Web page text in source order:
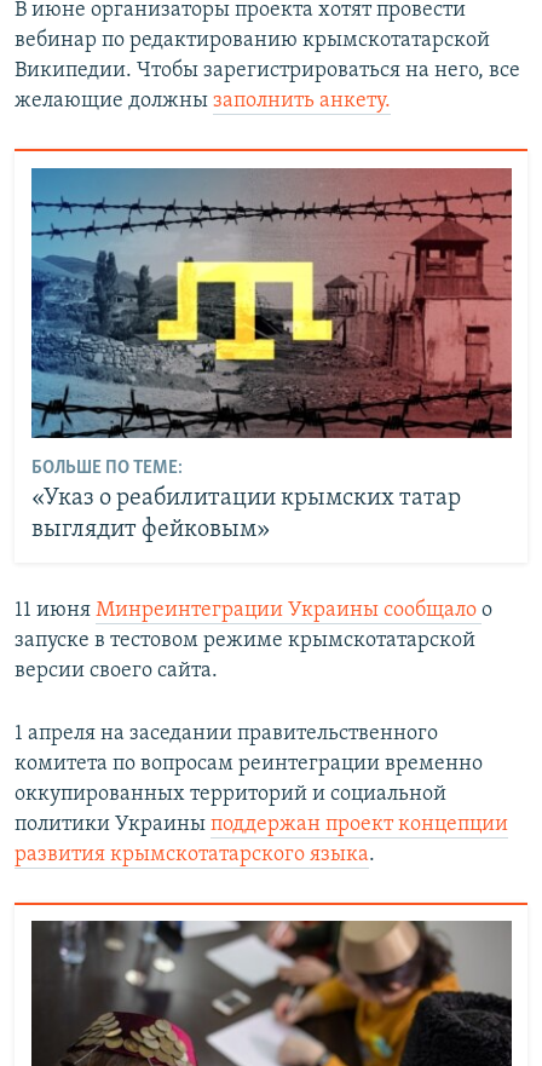
В июне организаторы проекта хотят провести
вебинар по редактированию крымскотатарской
Википедии. Чтобы зарегистрироваться на него, все
желающие должны заполнить анкету.
БОЛЬШЕ ПО ТЕМЕ:
«Указ о реабилитации крымских татар
выглядит фейковым»
11 июня Минреинтеграции Украины сообщало о
запуске в тестовом режиме крымскотатарской
версии своего сайта.
1 апреля на заседании правительственного
комитета по вопросам реинтеграции временно
оккупированных территорий и социальной
политики Украины поддержан проект концепции
развития крымскотатарского языка.